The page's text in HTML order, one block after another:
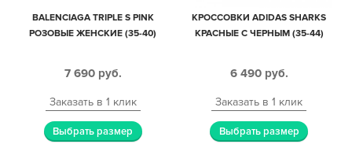
BALENCIAGA TRIPLE S PINK
РОЗОВЫЕ ЖЕНСКИЕ (35-40)
7 690 руб.
Заказать в 1 клик
Выбрать размер
КРОССОВКИ ADIDAS SHARKS
КРАСНЫЕ С ЧЕРНЫМ (35-44)
6 490 руб.
Заказать в 1 клик
Выбрать размер